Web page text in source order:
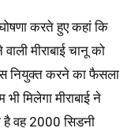
करते हुए कहां कि
मीराबाई चानू को
नियुक्त करने का फैसला
मिलेगा मीराबाई ने
है वह 2000 सिडनी